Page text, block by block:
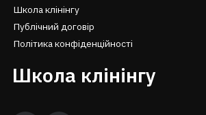
Школа клінінгу
Публічний договір
Політика конфіденційності
Школа клінінгу